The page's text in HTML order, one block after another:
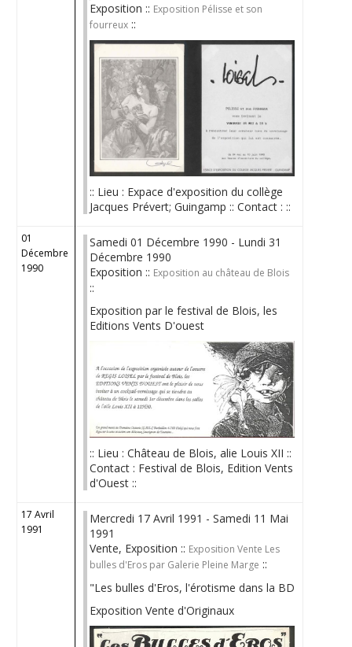
Exposition :: Exposition Pélisse et son
fourreux ::
:: Lieu : Expace d'exposition du collège
Jacques Prévert; Guingamp :: Contact : ::
01
Décembre
1990
Samedi 01 Décembre 1990 - Lundi 31
Décembre 1990
Exposition :: Exposition au château de Blois
::
Exposition par le festival de Blois, les
Editions Vents D'ouest
:: Lieu : Château de Blois, alie Louis XII ::
Contact : Festival de Blois, Edition Vents
d'Ouest ::
17 Avril
1991
Mercredi 17 Avril 1991 - Samedi 11 Mai
1991
Vente, Exposition :: Exposition Vente Les
bulles d'Eros par Galerie Pleine Marge ::
"Les bulles d'Eros, l'érotisme dans la BD
Exposition Vente d'Originaux